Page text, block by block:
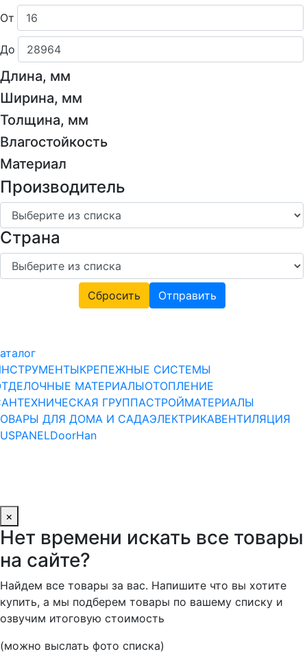
От
До
Длина, мм
Ширина, мм
Толщина, мм
Влагостойкость
Материал
Производитель
Страна
Сбросить Отправить
КРЕПЕЖНЫЕ СИСТЕМЫ
МАТЕРИАЛЫОТОПЛЕНИЕ
ГРУППАСТРОЙМАТЕРИАЛЫ
ДЛЯ ДОМА И САДАЭЛЕКТРИКАВЕНТИЛЯЦИЯ
DoorHan
×
Нет времени искать все товары
на сайте?
Найдем все товары за вас. Напишите что вы хотите
купить, а мы подберем товары по вашему списку и
озвучим итоговую стоимость
(можно выслать фото списка)